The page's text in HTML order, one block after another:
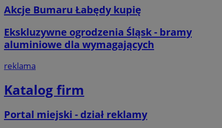
Akcje Bumaru Łabędy kupię
Ekskluzywne ogrodzenia Śląsk - bramy
aluminiowe dla wymagających
reklama
Katalog firm
Portal miejski - dział reklamy